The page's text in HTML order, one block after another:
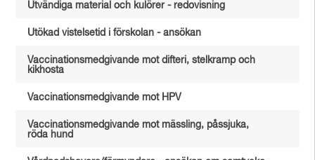
Utvändiga material och kulörer - redovisning
Utökad vistelsetid i förskolan - ansökan
Vaccinationsmedgivande mot difteri, stelkramp och
kikhosta
Vaccinationsmedgivande mot HPV
Vaccinationsmedgivande mot mässling, påssjuka,
röda hund